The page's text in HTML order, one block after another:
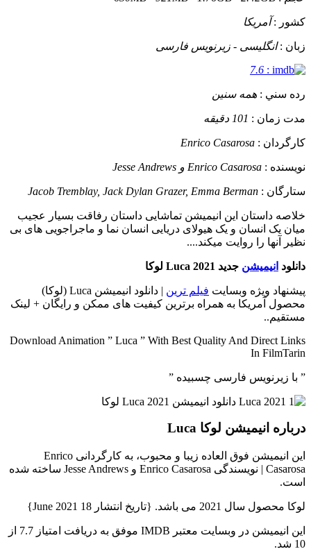
کشور :آمریکا
زبان :انگلیسی - زیرنویس فارسی
:
7.6
رده سني : همه سنین
مدت زمان : 101 دقیقه
کارگردان : Enrico Casarosa
نويسنده : Enrico Casarosa و Jesse Andrews
ستارگان : Jacob Tremblay, Jack Dylan Grazer, Emma Berman
خلاصه داستان این انیمیشن تماشایی داستان رفاقت بسیار عجیب
میان یک انسان و یک هیولای دریایی انسان نما و ماجراجویی های بی
نظیر آنها را روایت میکند....
دانلود انیمیشن جدید Luca 2021 لوکا
پیشنهاد ویژه وبسایت فیلم ترین
| دانلود انیمیشن Luca (لوکا)
محصول آمریکا به همراه برترین کیفیت های ممکن و رایگان + لینک
مستقیم..
Download Animation ” Luca ” With Best Quality And Direct Links
In FilmTarin
” با زیرنویس فارسی چسبیده ”
درباره انیمیشن لوکا Luca
این انیمیشن فوق العاده زیبا و محبوب، به کارگردانی Enrico
Casarosa | نویسندگی Enrico Casarosa و Jesse Andrews ساخته شده
است.
لوکا محصول سال 2021 می باشد. {تاریخ انتشار 18 June 2021}
این انیمیشن در وبسایت معتبر IMDB موفق به دریافت امتیاز 7.7 از
10 شد.